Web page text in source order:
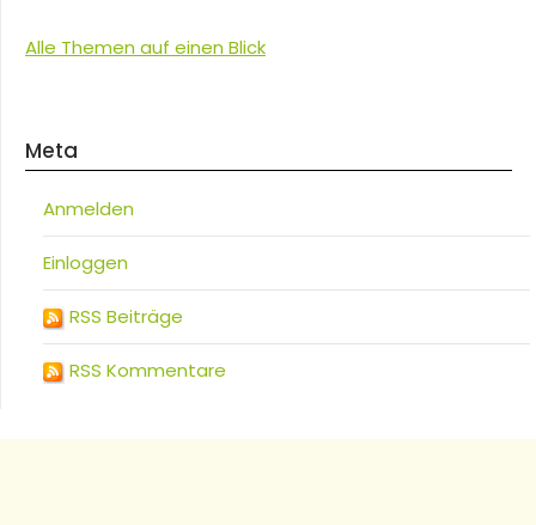
Alle Themen auf einen Blick
Meta
Anmelden
Einloggen
RSS Beiträge
RSS Kommentare